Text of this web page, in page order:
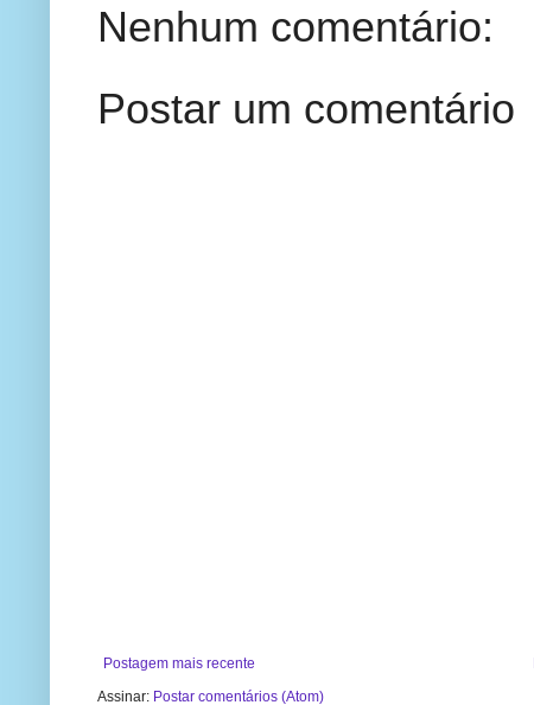
Nenhum comentário:
Postar um comentário
Postagem mais recente
Assinar: Postar comentários (Atom)